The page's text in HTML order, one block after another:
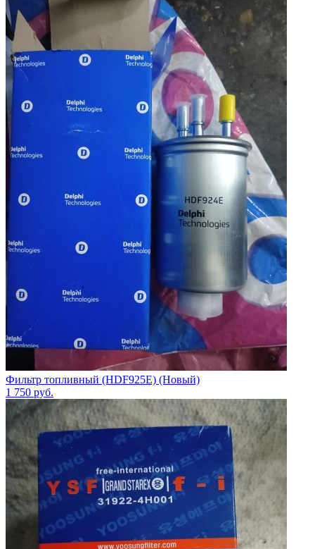
Фильтр топливный (HDF925E) (Новый)
1 750 руб.